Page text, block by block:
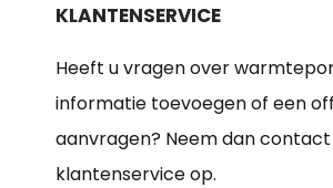
KLANTENSERVICE
Heeft u vragen over
informatie toevoegen of een
aanvragen? Neem dan
klantenservice op.